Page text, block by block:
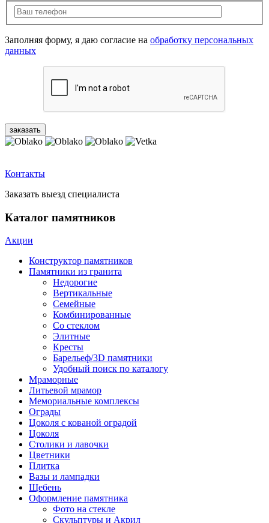
Заполняя форму, я даю согласие на обработку персональных
данных
Контакты
Заказать выезд специалиста
Каталог памятников
Акции
Конструктор памятников
Памятники из гранита
Недорогие
Вертикальные
Семейные
Комбинированные
Со стеклом
Элитные
Кресты
Барельеф/3D памятники
Удобный поиск по каталогу
Мраморные
Литьевой мрамор
Мемориальные комплексы
Ограды
Цоколя с кованой оградой
Цоколя
Столики и лавочки
Цветники
Плитка
Вазы и лампадки
Щебень
Оформление памятника
Фото на стекле
Скульптуры и Акрил